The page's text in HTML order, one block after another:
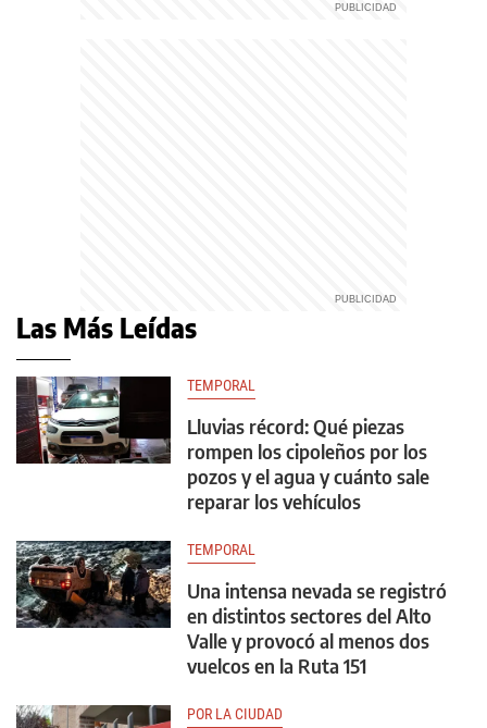
Las Más Leídas
TEMPORAL
Lluvias récord: Qué piezas
rompen los cipoleños por los
pozos y el agua y cuánto sale
reparar los vehículos
TEMPORAL
Una intensa nevada se registró
en distintos sectores del Alto
Valle y provocó al menos dos
vuelcos en la Ruta 151
POR LA CIUDAD